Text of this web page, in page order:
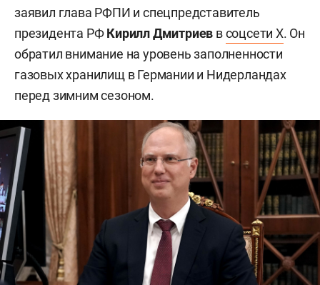
заявил глава РФПИ и спецпредставитель
президента РФКирилл Дмитриев всоцсети X. Он
обратил внимание на уровень заполненности
газовых хранилищ в Германии и Нидерландах
перед зимним сезоном.